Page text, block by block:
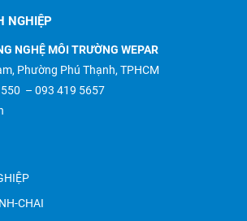
NGHIỆP
NGHỆ MÔI TRƯỜNG WEPAR
Phường Phú Thạnh, TPHCM
– 093 419 5657
CHAI